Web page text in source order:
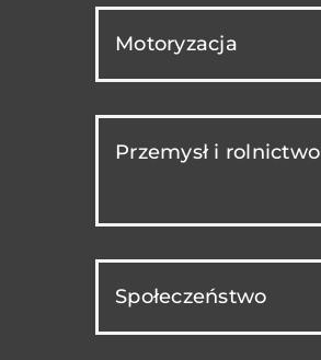
Motoryzacja
Przemysł i rolnictwo
Społeczeństwo